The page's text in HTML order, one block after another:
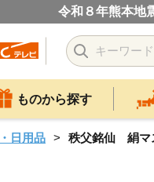
令和８年熊本地
ものから探す
日用品 秩父銘仙 絹マ